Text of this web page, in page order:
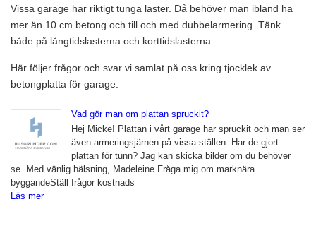
Vissa garage har riktigt tunga laster. Då behöver man ibland ha
mer än 10 cm betong och till och med dubbelarmering. Tänk
både på långtidslasterna och korttidslasterna.
Här följer frågor och svar vi samlat på oss kring tjocklek av
betongplatta för garage.
Vad gör man om plattan spruckit?
Hej Micke! Plattan i vårt garage har spruckit och man ser
även armeringsjärnen på vissa ställen. Har de gjort
plattan för tunn? Jag kan skicka bilder om du behöver
se. Med vänlig hälsning, Madeleine Fråga mig om marknära
byggandeStäll frågor kostnads
Läs mer